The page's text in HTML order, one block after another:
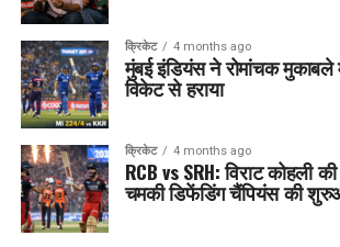
क्रिकेट 4 months ago
मुंबई इंडियंस ने रोमांचक
विकेट से हराया
क्रिकेट 4 months ago
RCB vs SRH: विराट कोहली
चमकी डिफेंडिंग चैंपियंस की